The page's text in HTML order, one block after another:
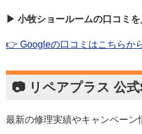
▶ 小牧ショールームの口コミ
👉 Googleの口コミはこちらか
📷 リペアプラス 公式
最新の修理実績やキャンペーン